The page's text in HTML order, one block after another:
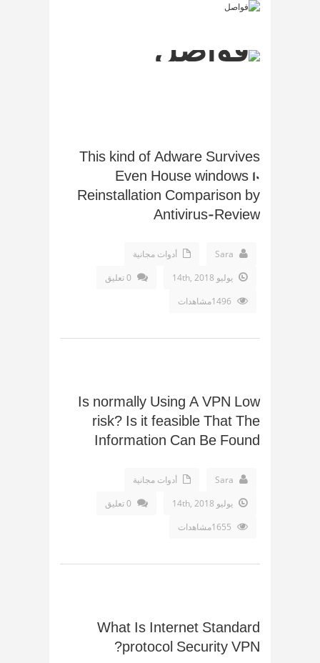
This kind of Adware Survives
Even House windows 10
Reinstallation Comparison by
Antivirus-Review
Sara
أدوات مجانية
يوليو 14th, 2018
0 تعليق
Is normally Using A VPN Low
risk? Is it feasible That The
Information Can Be Found
Sara
أدوات مجانية
يوليو 14th, 2018
0 تعليق
What Is Internet Standard
protocol Security VPN?